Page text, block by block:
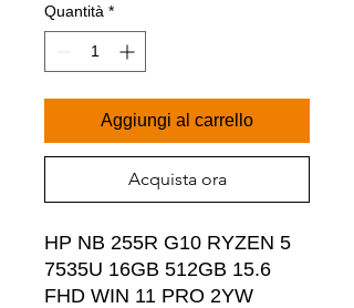
Quantità *
Aggiungi al carrello
Acquista ora
HP NB 255R G10 RYZEN 5
7535U 16GB 512GB 15.6
FHD WIN 11 PRO 2YW